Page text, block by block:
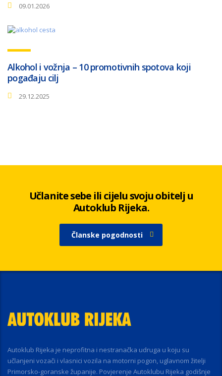
09.01.2026
Alkohol i vožnja – 10 promotivnih spotova koji
pogađaju cilj
29.12.2025
Učlanite sebe ili cijelu svoju obitelj u
Autoklub Rijeka.
Članske pogodnosti
Autoklub Rijeka je neprofitna i nestranačka udruga u koju su
učlanjeni vozači i vlasnici vozila na motorni pogon, uglavnom žitelji
Primorsko-goranske županije. Povjerenje Autoklubu Rijeka godišnje